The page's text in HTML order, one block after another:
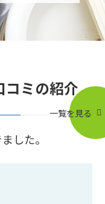
コミの紹介
した。
一覧を見る